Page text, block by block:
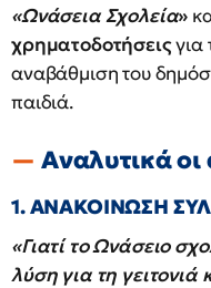
«Ωνάσεια Σχολεία»
χρηματοδοτήσειςγια
αναβάθμιση του
παιδιά.
Αναλυτικά
1. ΑΝΑΚΟΙΝΩΣΗ
«Γιατί το Ωνάσειο
λύση για τη γειτονιά